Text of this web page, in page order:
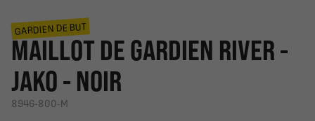
GARDIEN DE BUT
MAILLOT DE GARDIEN RIVER -
JAKO - NOIR
8946-800-M